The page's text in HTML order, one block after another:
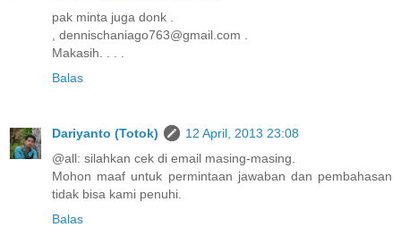
pak minta juga donk .
, dennischaniago763@gmail.com .
Makasih. . . .
Balas
Dariyanto (Totok)
12 April, 2013 23:08
@all: silahkan cek di email masing-masing.
Mohon maaf untuk permintaan jawaban dan pembahasan
tidak bisa kami penuhi.
Balas